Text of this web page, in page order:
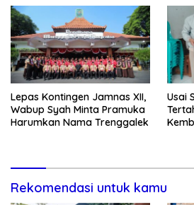
Lepas Kontingen Jamnas XII,
Wabup Syah Minta Pramuka
Harumkan Nama Trenggalek
Usai
Rekomendasi untuk kamu